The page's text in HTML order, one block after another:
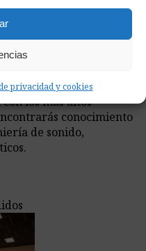
privacidad y cookies
por la Universidad
fundada en 2014, que
en la industria musical,
los más altos
conocimiento
de sonido,